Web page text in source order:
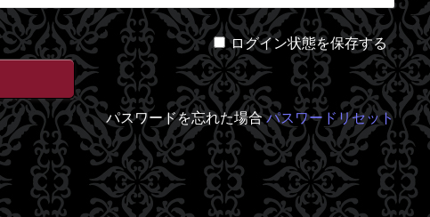
ログイン状態を保存する
パスワードを忘れた場合パスワードリセット